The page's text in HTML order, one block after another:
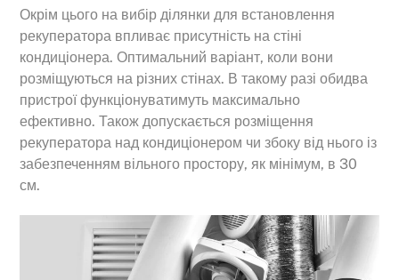
Окрім цього на вибір ділянки для встановлення
рекуператора впливає присутність на стіні
кондиціонера. Оптимальний варіант, коли вони
розміщуються на різних стінах. В такому разі обидва
пристрої функціонуватимуть максимально
ефективно. Також допускається розміщення
рекуператора над кондиціонером чи збоку від нього із
забезпеченням вільного простору, як мінімум, в 30
см.